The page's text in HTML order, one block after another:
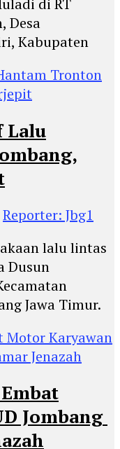
di RT
Desa
Kabupaten
Lalu
Reporter: Jbg1
lalu lintas
Dusun
Jawa Timur.
Jombang